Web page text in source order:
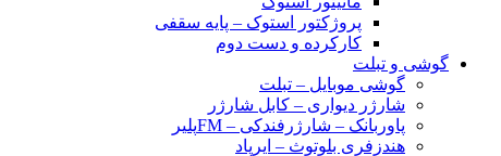
پروژکتور استوک – پایه سقفی
کارکرده و دست دوم
گوشی و تبلت
گوشی موبایل – تبلت
شارژر دیواری – کابل شارژر
پاوربانک – شارژرفندکی – FMپلیر
هندزفری بلوتوث – ایرپاد